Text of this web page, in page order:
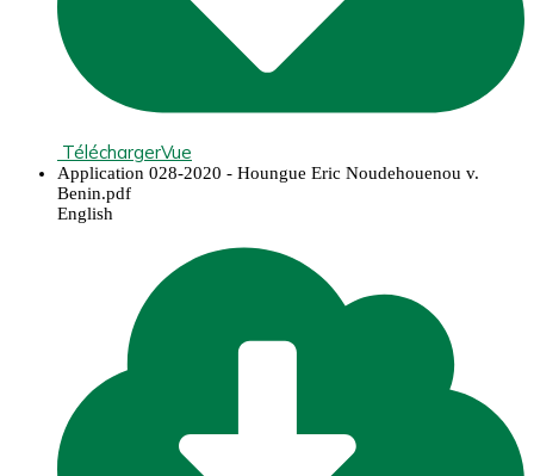
TéléchargerVue
Application 028-2020 - Houngue Eric Noudehouenou v.
Benin.pdf
English